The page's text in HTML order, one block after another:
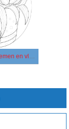
Zomer Bos Bloemen en vlinder